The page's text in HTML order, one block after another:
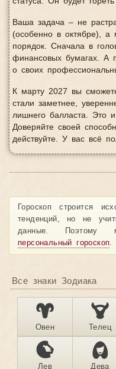
Ваша задача – не
(особенно в октябре), а
порядок. Сначала в
финансовых бумагах. А
о своих
К марту 2027 вы
стали заметнее,
лишнего балласта. Это
Доверяйте своей
действуйте. У вас всё
Гороскоп строится
тенденций, но не
данные. Поэтому
персональный гороскоп.
Все знаки Зодиака
Овен Телец
Лев Дева